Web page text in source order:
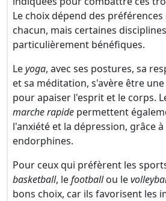
Le choix dépend des
chacun, mais certaines
particulièrement bénéfiques.
Leyoga, avec ses postures, sa
et sa méditation, s'avère être
pour apaiser l'esprit et le corps.
marche rapide permettent
l'anxiété et la dépression, grâce
endorphines.
Pour ceux qui préfèrent les
basketball, lefootballou le
bons choix, car ils favorisent les